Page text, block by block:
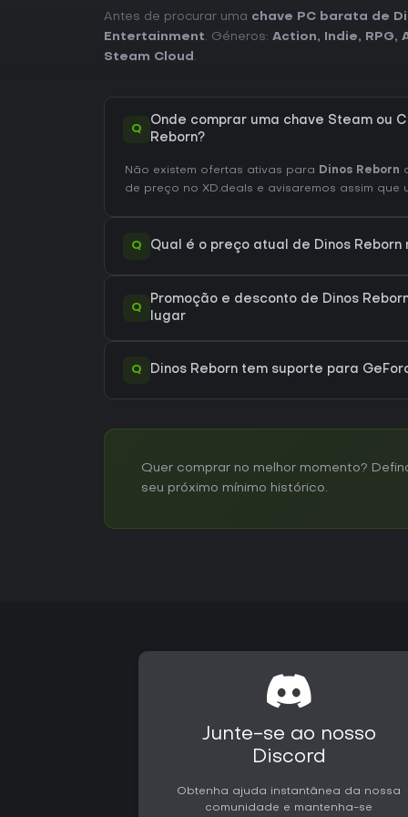
Antes de procurar uma chave PC barata de
Entertainment. Géneros: Action, Indie, RPG,
Steam Cloud .
Q
Onde comprar uma chave Steam ou
Reborn?
Não existem ofertas ativas para Dinos Reborn
de preço no XD.deals e avisaremos assim que
Q Qual é o preço atual de Dinos Reborn
Q
Promoção e desconto de Dinos
lugar
Q Dinos Reborn tem suporte para
Quer comprar no melhor momento?
seu próximo mínimo histórico.
Junte-se ao nosso
Discord
Obtenha ajuda instantânea da nossa
comunidade e mantenha-se